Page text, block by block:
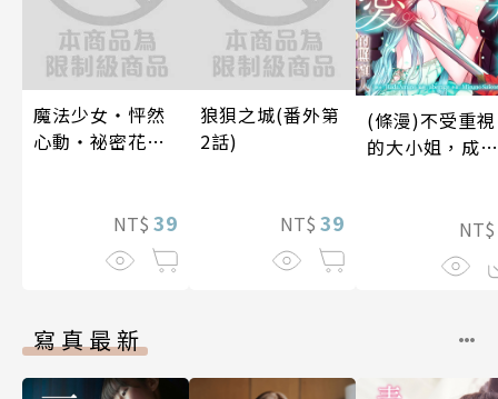
魔法少女・怦然
心動・祕密花招
NT$ 39
狼狽之城(番外第
2話)
NT$ 39
(條漫)不受重視
的大小姐，成了
NT$
寫真最新